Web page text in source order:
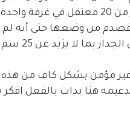
فصدم من وضعها حتى أنه
بإحضار
مؤمن بشكل كاف من هذه
هنا بدات بالفعل